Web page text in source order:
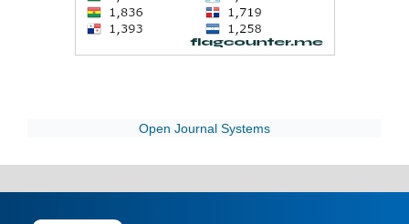
Open Journal Systems